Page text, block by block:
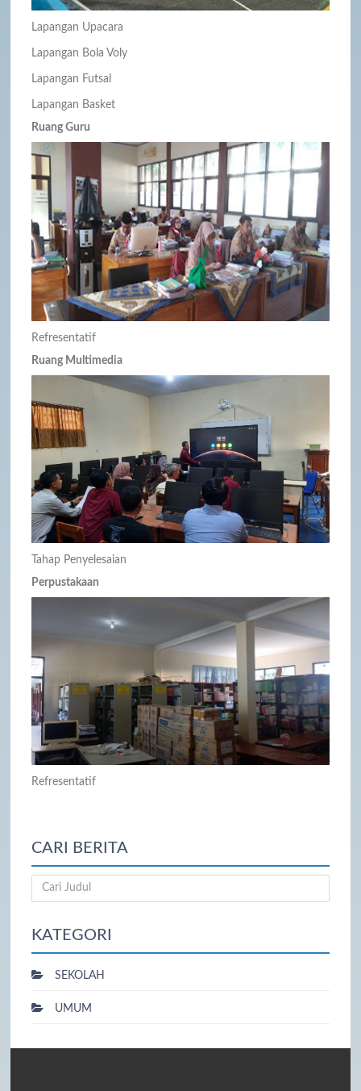
Lapangan Upacara
Lapangan Bola Voly
Lapangan Futsal
Lapangan Basket
Ruang Guru
Refresentatif
Ruang Multimedia
Tahap Penyelesaian
Perpustakaan
Refresentatif
CARI BERITA
KATEGORI
SEKOLAH
UMUM